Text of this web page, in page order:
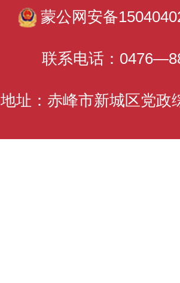
蒙公网安备
联系电话：
地址：赤峰市新城区党政